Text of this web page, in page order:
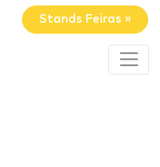
Stands Feiras »